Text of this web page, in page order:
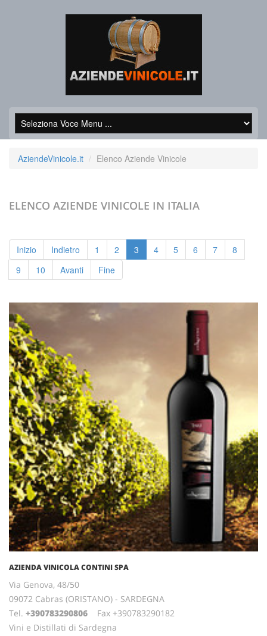
AziendeVinicole.it Elenco Aziende Vinicole
ELENCO AZIENDE VINICOLE IN ITALIA
Inizio Indietro 1 2 3 4 5 6 7
8
9
10 Avanti Fine
AZIENDA VINICOLA CONTINI SPA
Via Genova, 48/50
09072 Cabras (ORISTANO) - SARDEGNA
Tel. +390783290806 Fax +390783290182
Vini e Distillati di Sardegna